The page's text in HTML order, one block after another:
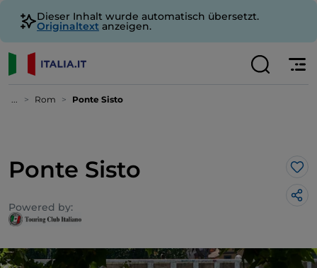
Dieser Inhalt wurde automatisch übersetzt.
Originaltext anzeigen.
... Rom Ponte Sisto
Ponte Sisto
Powered by: